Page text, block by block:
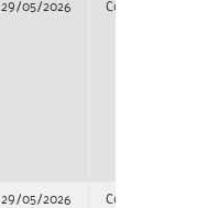
29/05/2026 Concurso
29/05/2026 Concurso